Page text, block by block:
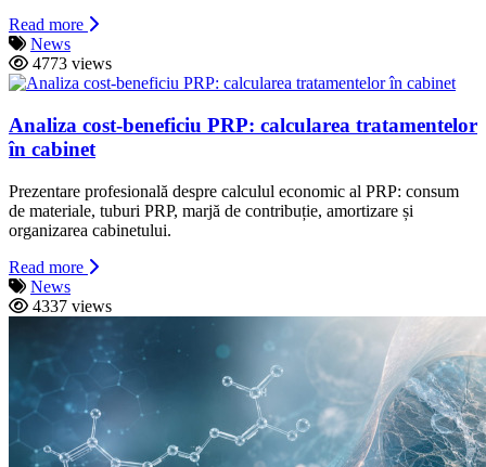
Read more
News
4773 views
Analiza cost-beneficiu PRP: calcularea tratamentelor
în cabinet
Prezentare profesională despre calculul economic al PRP: consum
de materiale, tuburi PRP, marjă de contribuție, amortizare și
organizarea cabinetului.
Read more
News
4337 views